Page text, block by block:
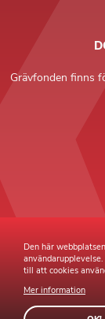
Grävfonden finns
Den här
till att cookies
Mer information